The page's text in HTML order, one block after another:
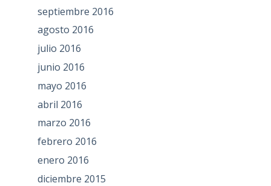
septiembre 2016
agosto 2016
julio 2016
junio 2016
mayo 2016
abril 2016
marzo 2016
febrero 2016
enero 2016
diciembre 2015